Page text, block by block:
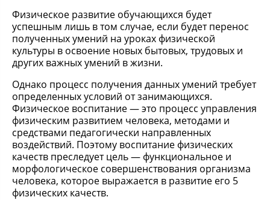
Физическое развитие обучающихся будет
успешным лишь в том случае, если будет перенос
полученных умений на уроках физической
культуры в освоение новых бытовых, трудовых и
других важных умений в жизни.
Однако процесс получения данных умений требует
определенных условий от занимающихся.
Физическое воспитание — это процесс управления
физическим развитием человека, методами и
средствами педагогически направленных
воздействий. Поэтому воспитание физических
качеств преследует цель — функциональное и
морфологическое совершенствования организма
человека, которое выражается в развитие его 5
физических качеств.